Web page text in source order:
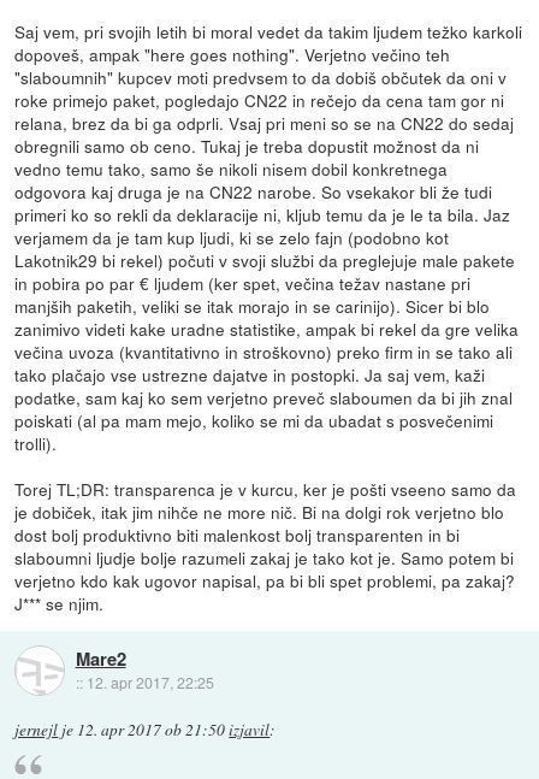
Saj vem, pri svojih letih bi moral vedet da takim ljudem težko karkoli
dopoveš, ampak "here goes nothing". Verjetno večino teh
"slaboumnih" kupcev moti predvsem to da dobiš občutek da oni v
roke primejo paket, pogledajo CN22 in rečejo da cena tam gor ni
relana, brez da bi ga odprli. Vsaj pri meni so se na CN22 do sedaj
obregnili samo ob ceno. Tukaj je treba dopustit možnost da ni
vedno temu tako, samo še nikoli nisem dobil konkretnega
odgovora kaj druga je na CN22 narobe. So vsekakor bli že tudi
primeri ko so rekli da deklaracije ni, kljub temu da je le ta bila. Jaz
verjamem da je tam kup ljudi, ki se zelo fajn (podobno kot
Lakotnik29 bi rekel) počuti v svoji službi da preglejuje male pakete
in pobira po par € ljudem (ker spet, večina težav nastane pri
manjših paketih, veliki se itak morajo in se carinijo). Sicer bi blo
zanimivo videti kake uradne statistike, ampak bi rekel da gre velika
večina uvoza (kvantitativno in stroškovno) preko firm in se tako ali
tako plačajo vse ustrezne dajatve in postopki. Ja saj vem, kaži
podatke, sam kaj ko sem verjetno preveč slaboumen da bi jih znal
poiskati (al pa mam mejo, koliko se mi da ubadat s posvečenimi
trolli).
Torej TL;DR: transparenca je v kurcu, ker je pošti vseeno samo da
je dobiček, itak jim nihče ne more nič. Bi na dolgi rok verjetno blo
dost bolj produktivno biti malenkost bolj transparenten in bi
slaboumni ljudje bolje razumeli zakaj je tako kot je. Samo potem bi
verjetno kdo kak ugovor napisal, pa bi bli spet problemi, pa zakaj?
J*** se njim.
Mare2
:: 12. apr 2017, 22:25
jernejl je 12. apr 2017 ob 21:50izjavil: